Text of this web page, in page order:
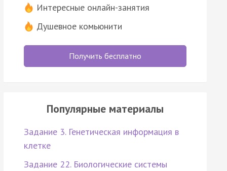
Интересные онлайн-занятия
Душевное комьюнити
Получить бесплатно
Популярные материалы
Задание 3. Генетическая информация в
клетке
Задание 22. Биологические системы